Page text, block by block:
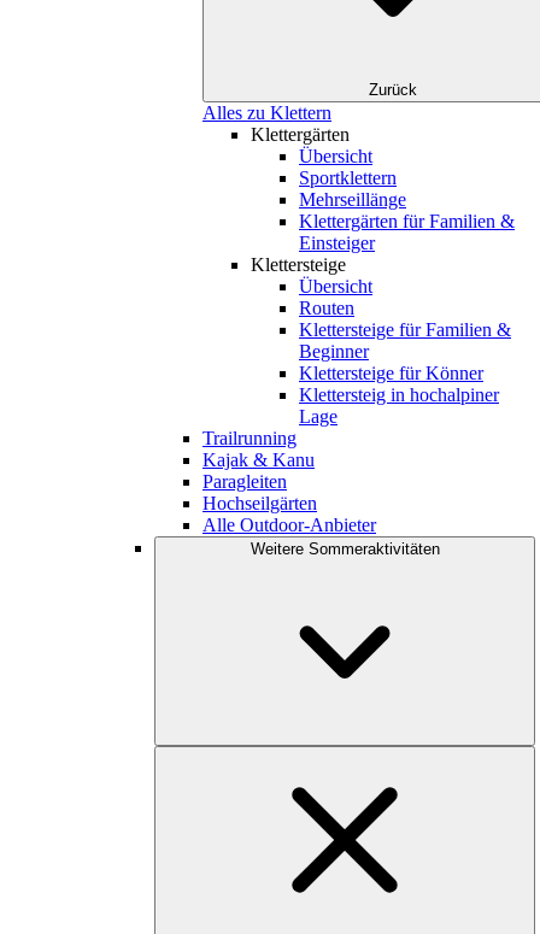
Zurück
Alles zu Klettern
Klettergärten
Übersicht
Sportklettern
Mehrseillänge
Klettergärten für Familien &
Einsteiger
Klettersteige
Übersicht
Routen
Klettersteige für Familien &
Beginner
Klettersteige für Könner
Klettersteig in hochalpiner
Lage
Trailrunning
Kajak & Kanu
Paragleiten
Hochseilgärten
Alle Outdoor-Anbieter
Weitere Sommeraktivitäten